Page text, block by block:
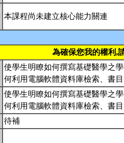
本課程尚未建立核心能力關連
為確保您我的權利,
使學生明瞭如何撰寫基礎醫學之
何利用電腦軟體資料庫檢索、書
使學生明瞭如何撰寫基礎醫學之
何利用電腦軟體資料庫檢索、書
待補